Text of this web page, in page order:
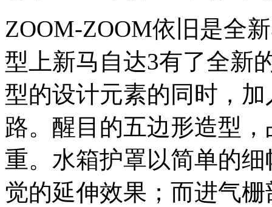
ZOOM-ZOOM依旧是全
型上新马自达3有了全新
型的设计元素的同时，
路。醒目的五边形造型
重。水箱护罩以简单的
觉的延伸效果；而进气